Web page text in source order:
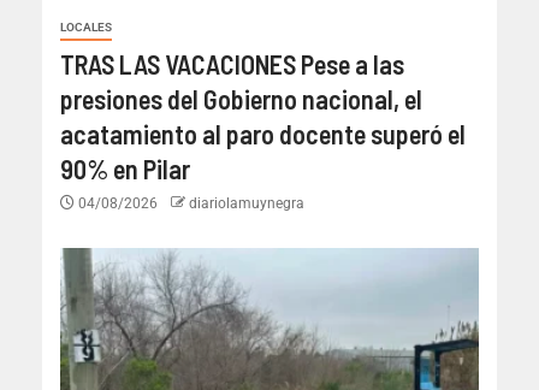
LOCALES
TRAS LAS VACACIONES Pese a las
presiones del Gobierno nacional, el
acatamiento al paro docente superó el
90% en Pilar
04/08/2026 diariolamuynegra